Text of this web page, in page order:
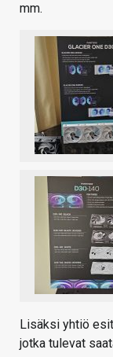
mm.
Lisäksi yhtiö
jotka tulevat